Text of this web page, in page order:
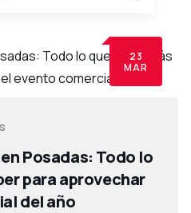
23
MAR
Posadas: Todo lo
para aprovechar
del año